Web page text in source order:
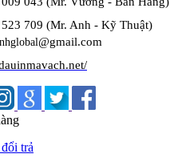
709 (Mr. Anh - Kỹ Thuật)
@gmail.com
trả